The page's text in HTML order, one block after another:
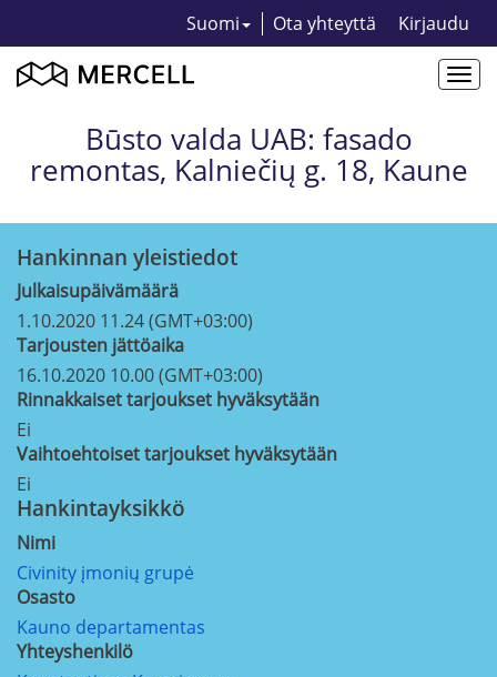
Suomi Ota yhteyttä Kirjaudu
Būsto valda UAB: fasado
remontas, Kalniečių g. 18, Kaune
Hankinnan yleistiedot
Julkaisupäivämäärä
1.10.2020 11.24 (GMT+03:00)
Tarjousten jättöaika
16.10.2020 10.00 (GMT+03:00)
Rinnakkaiset tarjoukset hyväksytään
Ei
Vaihtoehtoiset tarjoukset hyväksytään
Ei
Hankintayksikkö
Nimi
Civinity įmonių grupė
Osasto
Kauno departamentas
Yhteyshenkilö